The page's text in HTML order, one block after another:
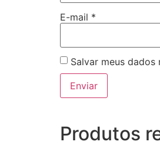
E-mail *
Salvar meus
Produtos